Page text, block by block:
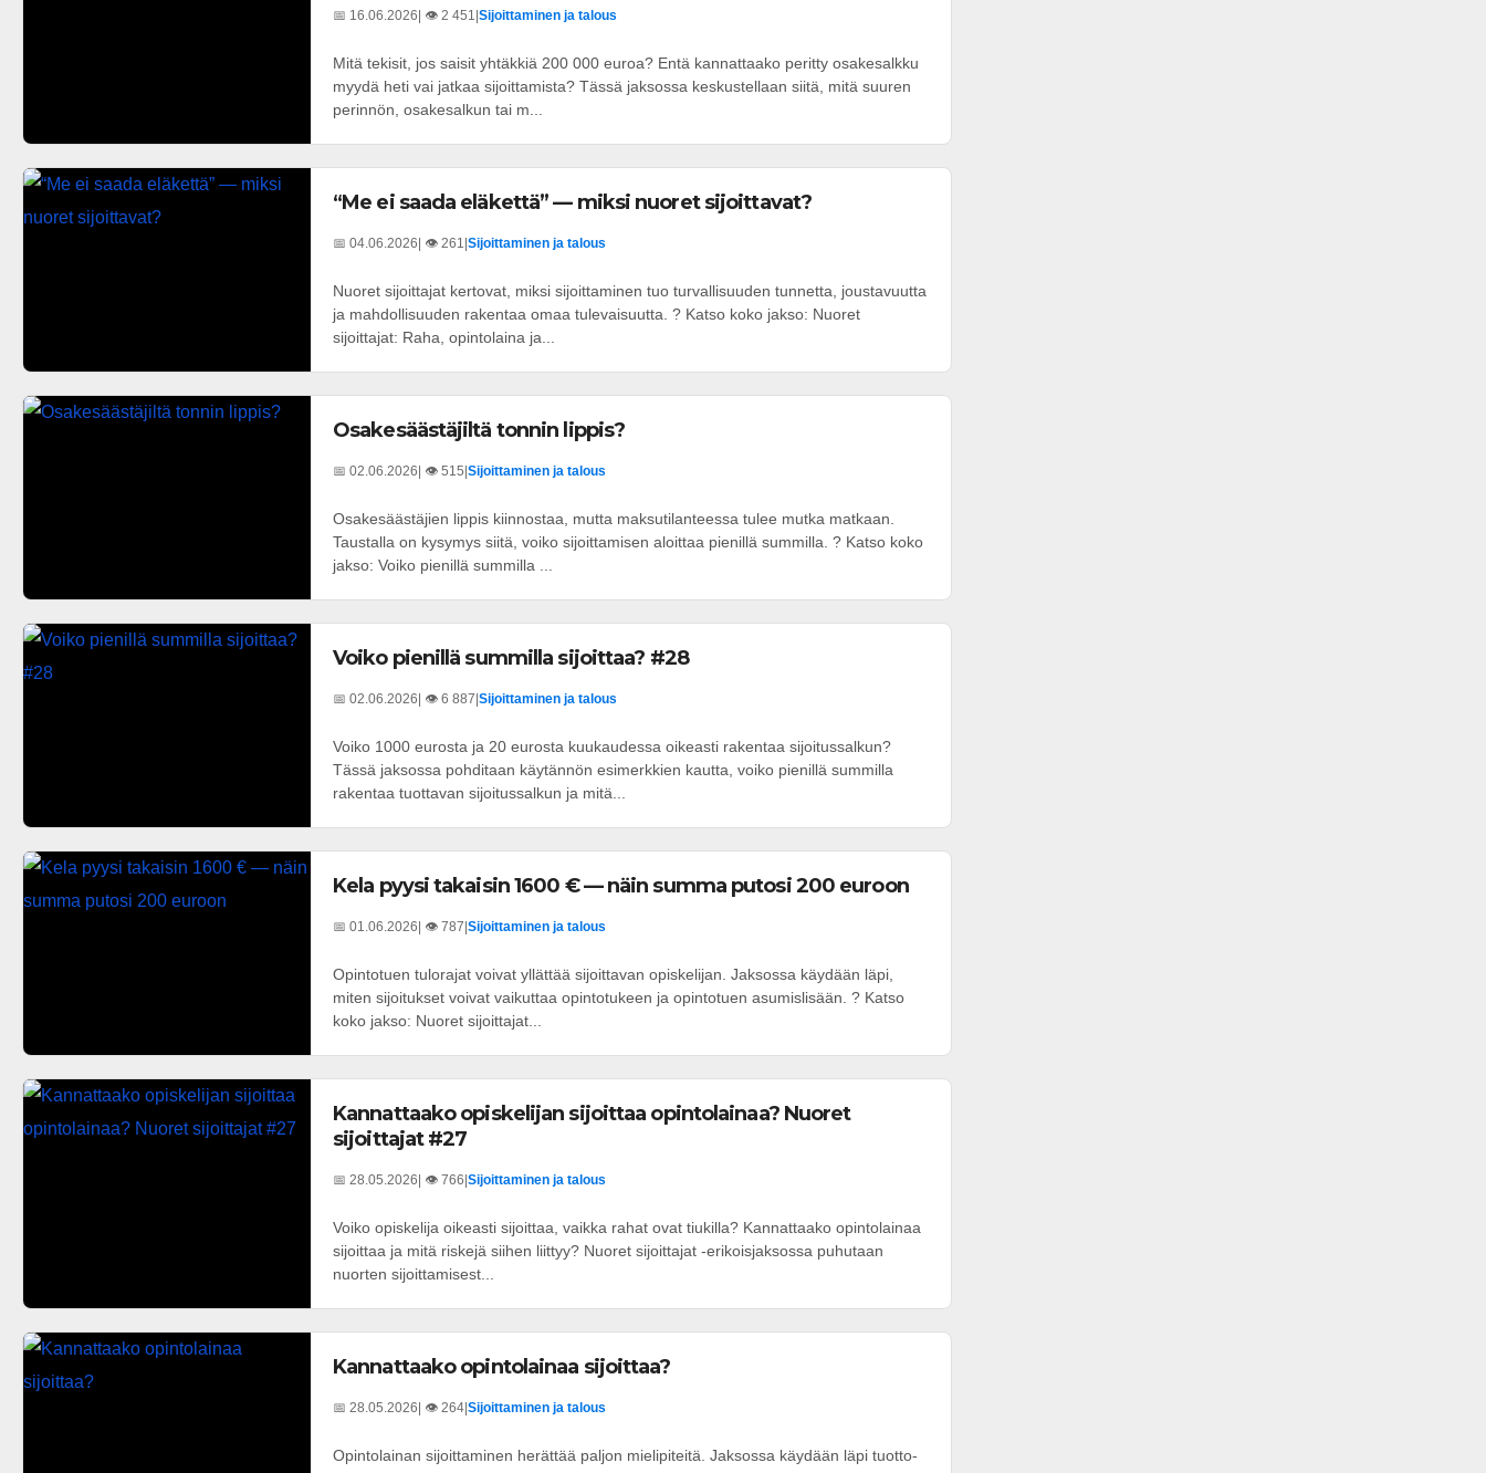
📅 16.06.2026 | 👁️ 2 451 Sijoittaminen ja talous
Mitä tekisit, jos saisit yhtäkkiä 200 000 euroa? Entä kannattaako peritty osakesalkku
myydä heti vai jatkaa sijoittamista? Tässä jaksossa keskustellaan siitä, mitä suuren
perinnön, osakesalkun tai m...
“Me ei saada eläkettä” — miksi nuoret sijoittavat?
📅 04.06.2026 | 👁️ 261 Sijoittaminen ja talous
Nuoret sijoittajat kertovat, miksi sijoittaminen tuo turvallisuuden tunnetta, joustavuutta
ja mahdollisuuden rakentaa omaa tulevaisuutta. ? Katso koko jakso: Nuoret
sijoittajat: Raha, opintolaina ja...
Osakesäästäjiltä tonnin lippis?
📅 02.06.2026 | 👁️ 515 Sijoittaminen ja talous
Osakesäästäjien lippis kiinnostaa, mutta maksutilanteessa tulee mutka matkaan.
Taustalla on kysymys siitä, voiko sijoittamisen aloittaa pienillä summilla. ? Katso koko
jakso: Voiko pienillä summilla ...
Voiko pienillä summilla sijoittaa? #28
📅 02.06.2026 | 👁️ 6 887 Sijoittaminen ja talous
Voiko 1000 eurosta ja 20 eurosta kuukaudessa oikeasti rakentaa sijoitussalkun?
Tässä jaksossa pohditaan käytännön esimerkkien kautta, voiko pienillä summilla
rakentaa tuottavan sijoitussalkun ja mitä...
Kela pyysi takaisin 1600 € — näin summa putosi 200 euroon
📅 01.06.2026 | 👁️ 787 Sijoittaminen ja talous
Opintotuen tulorajat voivat yllättää sijoittavan opiskelijan. Jaksossa käydään läpi,
miten sijoitukset voivat vaikuttaa opintotukeen ja opintotuen asumislisään. ? Katso
koko jakso: Nuoret sijoittajat...
Kannattaako opiskelijan sijoittaa opintolainaa? Nuoret
sijoittajat #27
📅 28.05.2026 | 👁️ 766 Sijoittaminen ja talous
Voiko opiskelija oikeasti sijoittaa, vaikka rahat ovat tiukilla? Kannattaako opintolainaa
sijoittaa ja mitä riskejä siihen liittyy? Nuoret sijoittajat -erikoisjaksossa puhutaan
nuorten sijoittamisest...
Kannattaako opintolainaa sijoittaa?
📅 28.05.2026 | 👁️ 264 Sijoittaminen ja talous
Opintolainan sijoittaminen herättää paljon mielipiteitä. Jaksossa käydään läpi tuotto-